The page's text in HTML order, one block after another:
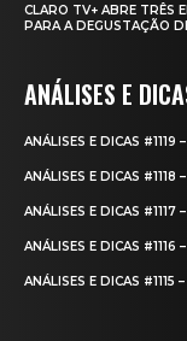
CLARO TV+ ABRE TRÊS
PARA A DEGUSTAÇÃO
ANÁLISES E
ANÁLISES E DICAS #1119
ANÁLISES E DICAS #1118
ANÁLISES E DICAS #1117
ANÁLISES E DICAS #1116
ANÁLISES E DICAS #1115